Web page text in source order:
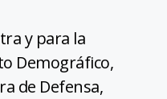
y para la
Demográfico,
de Defensa,